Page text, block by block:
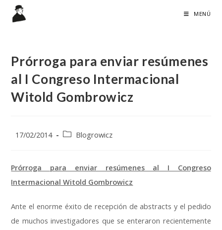
MENÚ
Prórroga para enviar resúmenes
al I Congreso Intermacional
Witold Gombrowicz
Publicación
entrada:
17/02/2014
Categoría
entrada:
Blogrowicz
Prórroga para enviar resúmenes al I Congreso
Intermacional Witold Gombrowicz
Ante el enorme éxito de recepción de abstracts y el pedido
de muchos investigadores que se enteraron recientemente